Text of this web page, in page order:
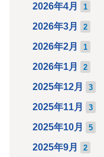
2026年4月 1
2026年3月 2
2026年2月 1
2026年1月 2
2025年12月 3
2025年11月 3
2025年10月 5
2025年9月 2